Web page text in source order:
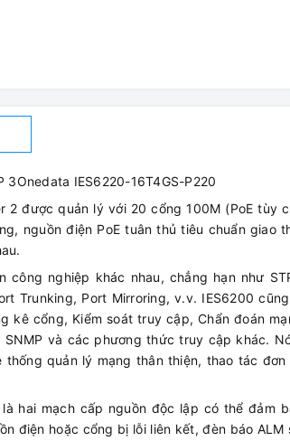
IES6220-16T4GS-P220
2 được quản lý với 20 cổng 100M (PoE tùy
nguồn điện PoE tuân thủ tiêu chuẩn giao
nghiệp khác nhau, chẳng hạn như
Trunking, Port Mirroring, v.v. IES6200
kê cổng, Kiểm soát truy cập, Chẩn đoán
và các phương thức truy cập khác.
quản lý mạng thân thiện, thao tác đơn
hai mạch cấp nguồn độc lập có thể đảm
điện hoặc cổng bị lỗi liên kết, đèn báo ALM